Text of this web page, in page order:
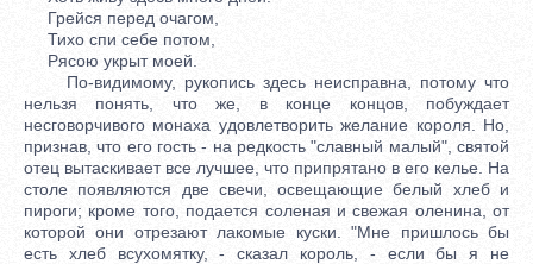
Грейся перед очагом,
Тихо спи себе потом,
Рясою укрыт моей.
По-видимому, рукопись здесь неисправна, потому что
нельзя понять, что же, в конце концов, побуждает
несговорчивого монаха удовлетворить желание короля. Но,
признав, что его гость - на редкость "славный малый", святой
отец вытаскивает все лучшее, что припрятано в его келье. На
столе появляются две свечи, освещающие белый хлеб и
пироги; кроме того, подается соленая и свежая оленина, от
которой они отрезают лакомые куски. "Мне пришлось бы
есть хлеб всухомятку, - сказал король, - если бы я не